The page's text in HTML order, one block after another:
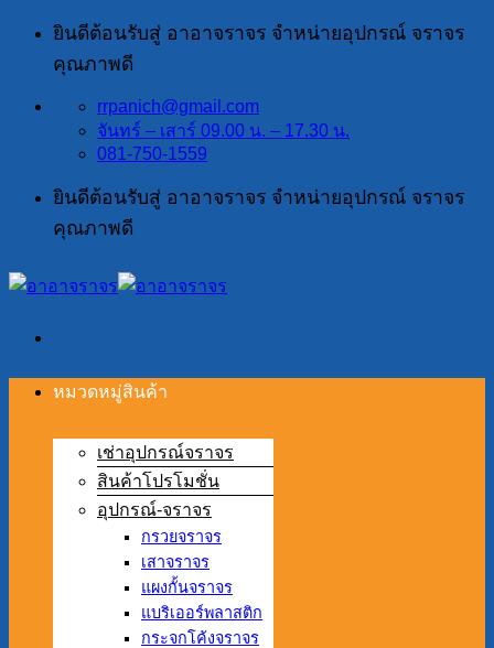
ข้าม
เนื้อหา
ยินดีต้อนรับสู่ อาอาจราจร จำหน่ายอุปกรณ์ จราจร
คุณภาพดี
rrpanich@gmail.com
จันทร์ – เสาร์ 09.00 น. – 17.30 น.
081-750-1559
ยินดีต้อนรับสู่ อาอาจราจร จำหน่ายอุปกรณ์ จราจร
คุณภาพดี
หมวดหมู่สินค้า
เช่าอุปกรณ์จราจร
สินค้าโปรโมชั่น
อุปกรณ์-จราจร
กรวยจราจร
เสาจราจร
แผงกั้นจราจร
แบริเออร์พลาสติก
กระจกโค้งจราจร